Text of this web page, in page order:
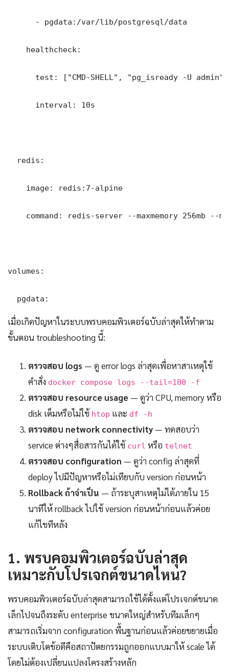
      - pgdata:/var/lib/postgresql/data
    healthcheck:
      test: ["CMD-SHELL", "pg_isready -U admin"]
      interval: 10s
  redis:
    image: redis:7-alpine
command: redis-server --maxmemory 256mb --
volumes:
  pgdata:
เมื่อเกิดปัญหาในระบบพรบคอมพิวเตอร์ฉบับล่าสุดให้ทำตาม
ขั้นตอน troubleshooting นี้:
ตรวจสอบ logs — ดู error logs ล่าสุดเพื่อหาสาเหตุใช้
คำสั่ง docker compose logs --tail=100 -f
ตรวจสอบ resource usage — ดูว่า CPU, memory หรือ
disk เต็มหรือไม่ใช้ htop และ df -h
ตรวจสอบ network connectivity — ทดสอบว่า
service ต่างๆสื่อสารกันได้ใช้ curl หรือ telnet
ตรวจสอบ configuration — ดูว่า config ล่าสุดที่
deploy ไปมีปัญหาหรือไม่เทียบกับ version ก่อนหน้า
Rollback ถ้าจำเป็น — ถ้าระบุสาเหตุไม่ได้ภายใน 15
นาทีให้ rollback ไปใช้ version ก่อนหน้าก่อนแล้วค่อย
แก้ไขทีหลัง
1. พรบคอมพิวเตอร์ฉบับล่าสุด
เหมาะกับโปรเจกต์ขนาดไหน?
พรบคอมพิวเตอร์ฉบับล่าสุดสามารถใช้ได้ตั้งแต่โปรเจกต์ขนาด
เล็กไปจนถึงระดับ enterprise ขนาดใหญ่สำหรับทีมเล็กๆ
สามารถเริ่มจาก configuration พื้นฐานก่อนแล้วค่อยขยายเมื่อ
ระบบเติบโตข้อดีคือสถาปัตยกรรมถูกออกแบบมาให้ scale ได้
โดยไม่ต้องเปลี่ยนแปลงโครงสร้างหลัก